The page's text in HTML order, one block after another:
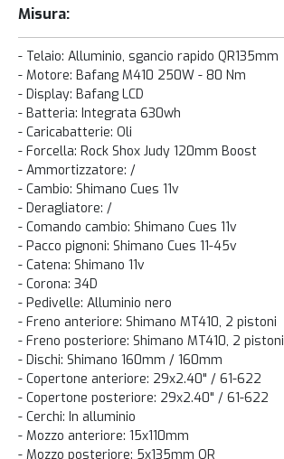
Misura:
- Telaio: Alluminio, sgancio rapido QR135mm
- Motore: Bafang M410 250W - 80 Nm
- Display: Bafang LCD
- Batteria: Integrata 630wh
- Caricabatterie: Oli
- Forcella: Rock Shox Judy 120mm Boost
- Ammortizzatore: /
- Cambio: Shimano Cues 11v
- Deragliatore: /
- Comando cambio: Shimano Cues 11v
- Pacco pignoni: Shimano Cues 11-45v
- Catena: Shimano 11v
- Corona: 34D
- Pedivelle: Alluminio nero
- Freno anteriore: Shimano MT410, 2 pistoni
- Freno posteriore: Shimano MT410, 2 pistoni
- Dischi: Shimano 160mm / 160mm
- Copertone anteriore: 29x2.40" / 61-622
- Copertone posteriore: 29x2.40" / 61-622
- Cerchi: In alluminio
- Mozzo anteriore: 15x110mm
- Mozzo posteriore: 5x135mm QR